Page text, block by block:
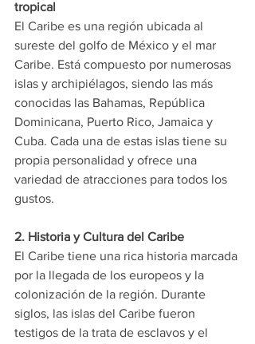
tropical
El Caribe es una región ubicada al
sureste del golfo de México y el mar
Caribe. Está compuesto por numerosas
islas y archipiélagos, siendo las más
conocidas las Bahamas, República
Dominicana, Puerto Rico, Jamaica y
Cuba. Cada una de estas islas tiene su
propia personalidad y ofrece una
variedad de atracciones para todos los
gustos.
2. Historia y Cultura del Caribe
El Caribe tiene una rica historia marcada
por la llegada de los europeos y la
colonización de la región. Durante
siglos, las islas del Caribe fueron
testigos de la trata de esclavos y el